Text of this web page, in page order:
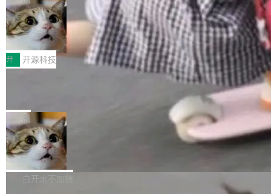
哪些组合有效，作者说，你得靠"文档、校验、或
者部落知识"。 换个写法。Rust 的 enum，两个
变体：Switchable...
有科技公司做的一样。只不过，实际上它不一
样。这是 Sandstorm.io 的重制版，我十年前的
那个创业公司。不同的是，这次它构建在 Cloudf
lare Workers 上——我花了九年时间搭建的平台
——并且深度集成了 AI。这基本上是我十年秘密
Workers 和 Durable Objects 的守护进程。 设
计思路很直接：每个对象是一个独立的 SQLite
数据库，按名称寻址，复制到你自己的 S3 兼容
存储库里。节点之间只通过这个存储库协调——
没有控制平面，没有共识协议。每个对象自带一
个小型数据库，应用天然按分片构建，单个数据
库的竞争和爆炸半径问题在设计层面就被消除
了。 闲置的 cell 会休眠到几乎不占资源。当 cel
l 迁移或唤醒时，新宿主从 S3 恢复 SQLite 数据
库继续执行。存储库是持久化的唯一真相...
鲁大师7月新机性能/流畅/AI榜：vivo夺
性能、流畅双第一，三星Galaxy Z系列
新折叠缺席
2026年7月的手机市场，由于存储等硬件成本暴
增，手机厂商的日子也不好过啊，新机速度明显
放缓，因此硝烟味淡了许多。新机参数规格除开
高价的三星折叠（三星Galaxy Z Fold8 Ultra / Z
Fold8 / Z Flip8）外，其余要么是中低端机器，
例如iQOO Z11i、REDMI Note 17、REDMI No
te 17 Pro、OPPO K15，要么是vivo X300 E这
样的次旗舰。 Galaxy Z Fold8 Ultra / Z Fold8 /
Z Flip8三款折叠屏新机均在7月22日发布，且全
部搭载骁龙8 Elite Gen5 for Galaxy，它们本该
开 开源科技
Zed 编辑器团队发布了新项目——DeltaDB，一
个在 git commit 之间记录每一次编辑操作的版
本控制系统。目前处于 Early Access 阶段。 De
ltaDB 的核心思路直接写在 landing page 最显
眼的位置：「Software is made between com
mits」——软件是在 commit 之间写出来的。git
局
SpaceXAI 单季资本开支达 183 亿美元
根据风险投资人Tomer Tunguz 博客（VC 分
析）披露的最新分析与第二季度业绩报告，Spac
白开水不加糖